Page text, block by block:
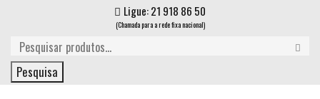
Ligue: 21 918 86 50
(Chamada para a rede fixa nacional)
Pesquisa